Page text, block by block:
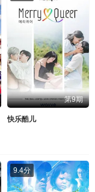
第9期
快乐酷儿
9.4分